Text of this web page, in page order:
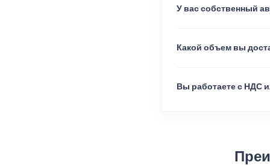
У вас собственный
Какой объем вы
Вы работаете с НДС